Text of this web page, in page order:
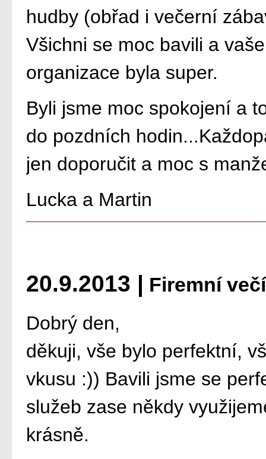
hudby (obřad i večerní
Všichni se moc bavili a
organizace byla super.
Byli jsme moc spokojení a
do pozdních
jen doporučit a moc s
Lucka a Martin
20.9.2013 | Firemní
Dobrý den,
děkuji, vše bylo perfektní,
vkusu :)) Bavili jsme se
služeb zase někdy
krásně.